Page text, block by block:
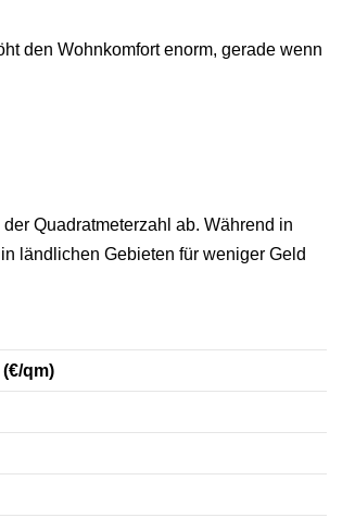
den Wohnkomfort enorm, gerade wenn
Quadratmeterzahl ab. Während in
ländlichen Gebieten für weniger Geld
qm)